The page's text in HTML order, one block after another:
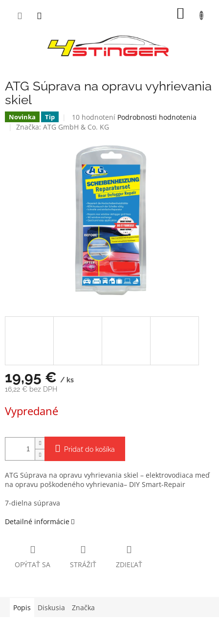
ATG Súprava na opravu vyhrievania
skiel
Novinka Tip
Priemerné
hodnotenie
3,6
hviezdičiek.
10 hodnotení Podrobnosti hodnotenia
Značka: ATG GmbH & Co. KG
19,95 € / ks
16,22 € bez DPH
cena:
Vypredané
Pridať do košíka
ATG Súprava na opravu vyhrievania skiel – elektrovodiaca meď
na opravu poškodeného vyhrievania– DIY Smart-Repair
7-dielna súprava
Detailné informácie
OPÝTAŤ SA STRÁŽIŤ ZDIEĽAŤ
Popis Diskusia Značka